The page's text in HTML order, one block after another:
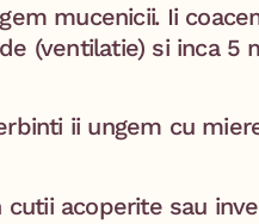
mucenicii⁣. Ii
(ventilatie) si inca 5
ii ungem cu
acoperite sau